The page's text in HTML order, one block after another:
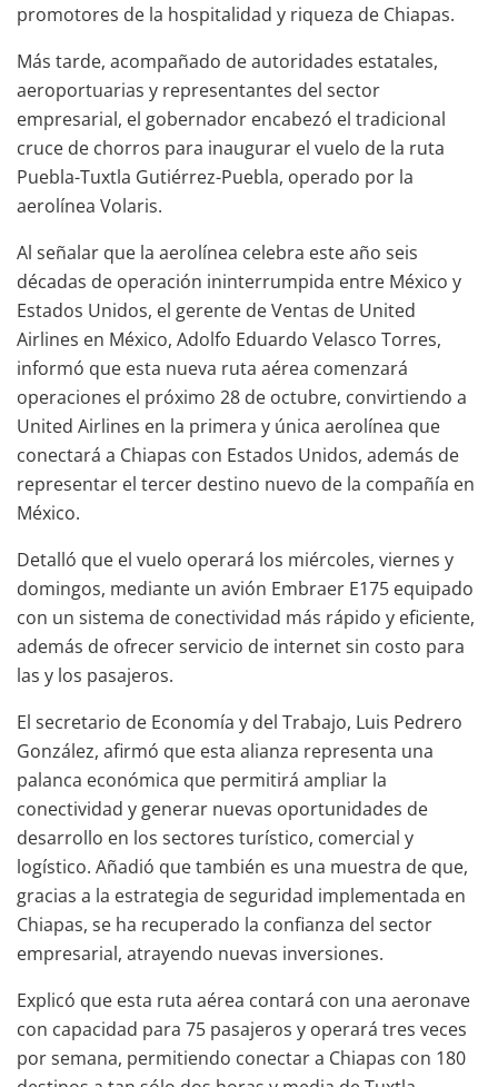
promotores de la hospitalidad y riqueza de Chiapas.
Más tarde, acompañado de autoridades estatales,
aeroportuarias y representantes del sector
empresarial, el gobernador encabezó el tradicional
cruce de chorros para inaugurar el vuelo de la ruta
Puebla-Tuxtla Gutiérrez-Puebla, operado por la
aerolínea Volaris.
Al señalar que la aerolínea celebra este año seis
décadas de operación ininterrumpida entre México y
Estados Unidos, el gerente de Ventas de United
Airlines en México, Adolfo Eduardo Velasco Torres,
informó que esta nueva ruta aérea comenzará
operaciones el próximo 28 de octubre, convirtiendo a
United Airlines en la primera y única aerolínea que
conectará a Chiapas con Estados Unidos, además de
representar el tercer destino nuevo de la compañía en
México.
Detalló que el vuelo operará los miércoles, viernes y
domingos, mediante un avión Embraer E175 equipado
con un sistema de conectividad más rápido y eficiente,
además de ofrecer servicio de internet sin costo para
las y los pasajeros.
El secretario de Economía y del Trabajo, Luis Pedrero
González, afirmó que esta alianza representa una
palanca económica que permitirá ampliar la
conectividad y generar nuevas oportunidades de
desarrollo en los sectores turístico, comercial y
logístico. Añadió que también es una muestra de que,
gracias a la estrategia de seguridad implementada en
Chiapas, se ha recuperado la confianza del sector
empresarial, atrayendo nuevas inversiones.
Explicó que esta ruta aérea contará con una aeronave
con capacidad para 75 pasajeros y operará tres veces
por semana, permitiendo conectar a Chiapas con 180